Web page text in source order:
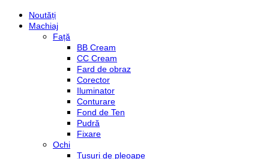
Noutăți
Machiaj
Față
BB Cream
CC Cream
Fard de obraz
Corector
Iluminator
Conturare
Fond de Ten
Pudră
Fixare
Ochi
Tușuri de pleoape